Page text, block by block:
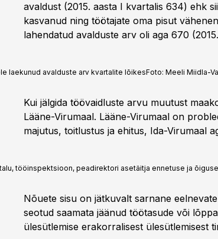
avaldust (2015. aasta I kvartalis 634) ehk
kasvanud ning töötajate oma pisut
lahendatud avalduste arv oli aga 670
laekunud avalduste arv kvartalite lõikesFoto: Meeli Miidla-
Kui jälgida töövaidluste arvu muutust
Lääne-Virumaal. Lääne-Virumaal on
majutus, toitlustus ja ehitus, Ida-Virumaal
tööinspektsioon, peadirektori asetäitja ennetuse ja
Nõuete sisu on jätkuvalt sarnane
seotud saamata jäänud töötasude või
ülesütlemise erakorralisest ülesütlemisest